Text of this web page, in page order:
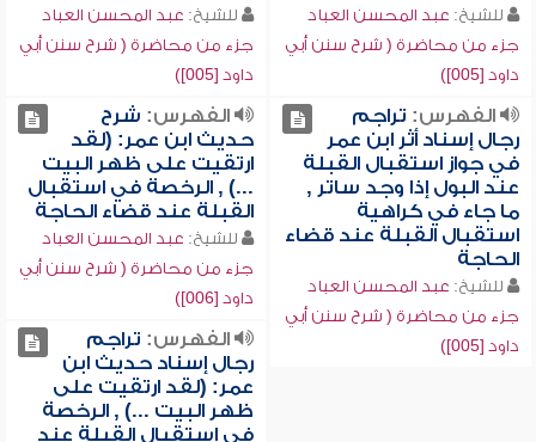
للشيخ: عبد المحسن العباد
جزء من محاضرة ( شرح سنن أبي
داود [005])
للشيخ: عبد المحسن العباد
جزء من محاضرة ( شرح سنن أبي
داود [005])
الفهرس: تراجم
رجال إسناد أثر ابن عمر
في جواز استقبال القبلة
عند البول إذا وجد ساتر ,
ما جاء في كراهية
استقبال القبلة عند قضاء
الحاجة
للشيخ: عبد المحسن العباد
جزء من محاضرة ( شرح سنن أبي
داود [005])
الفهرس: شرح
حديث ابن عمر: (لقد
ارتقيت على ظهر البيت
...) , الرخصة في استقبال
القبلة عند قضاء الحاجة
للشيخ: عبد المحسن العباد
جزء من محاضرة ( شرح سنن أبي
داود [006])
الفهرس: تراجم
رجال إسناد حديث ابن
عمر: (لقد ارتقيت على
ظهر البيت ...) , الرخصة
في استقبال القبلة عند